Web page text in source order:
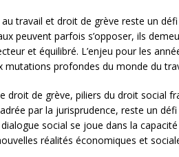
au travail et droit de grève reste un
peuvent parfois s’opposer, ils
et équilibré. L’enjeu pour les
mutations profondes du monde du
droit de grève, piliers du droit social
par la jurisprudence, reste un
dialogue social se joue dans la
réalités économiques et